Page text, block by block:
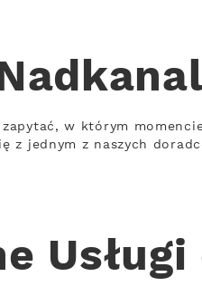
w którym
z jednym z naszych
Usługi